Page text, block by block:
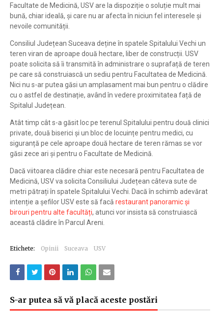
Facultate de Medicină, USV are la dispoziție o soluție mult mai
bună, chiar ideală, și care nu ar afecta în niciun fel interesele și
nevoile comunității.
Consiliul Județean Suceava deține în spatele Spitalului Vechi un
teren viran de aproape două hectare, liber de construcții. USV
poate solicita să îi transmită în administrare o suprafață de teren
pe care să construiască un sediu pentru Facultatea de Medicină.
Nici nu s-ar putea găsi un amplasament mai bun pentru o clădire
cu o astfel de destinație, având în vedere proximitatea față de
Spitalul Județean.
Atât timp cât s-a găsit loc pe terenul Spitalului pentru două clinici
private, două biserici și un bloc de locuințe pentru medici, cu
siguranță pe cele aproape două hectare de teren rămas se vor
găsi zece ari și pentru o Facultate de Medicină.
Dacă viitoarea clădire chiar este necesară pentru Facultatea de
Medicină, USV va solicita Consiliului Județean câteva sute de
metri pătrați în spatele Spitalului Vechi. Dacă în schimb adevărat
intenție a șefilor USV este să facă restaurant panoramic și
birouri pentru alte facultăți, atunci vor insista să construiască
această clădire în Parcul Areni.
Etichete: Opinii Suceava USV
S-ar putea să vă placă aceste postări